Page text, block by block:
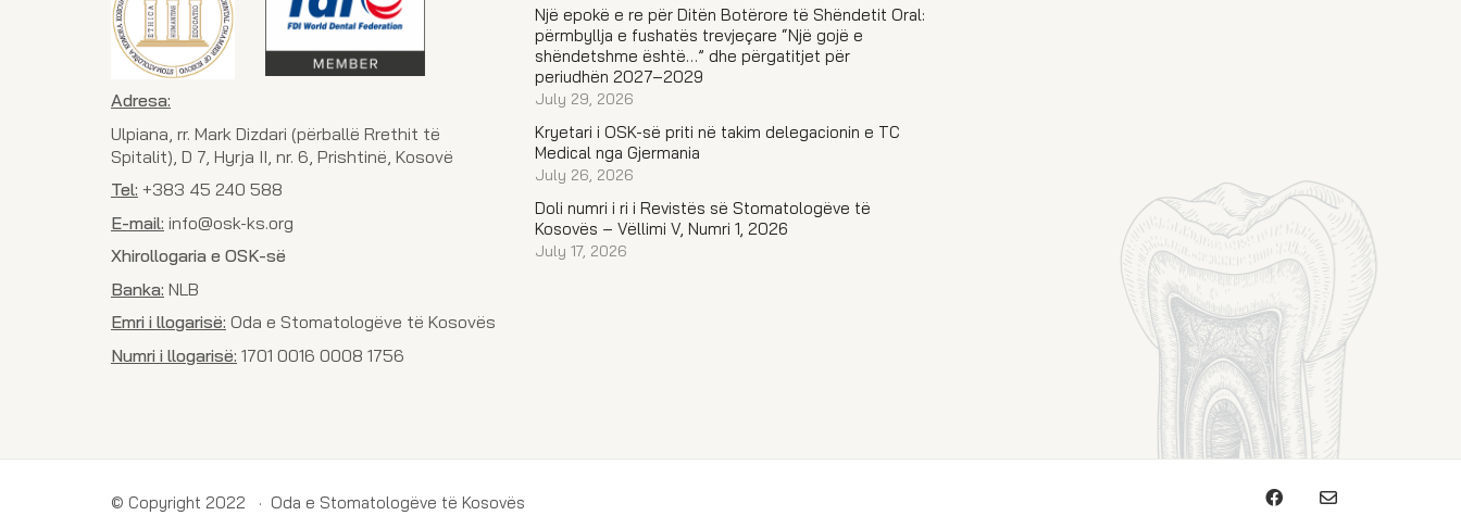
Adresa:
Ulpiana, rr. Mark Dizdari (përballë Rrethit të
Spitalit), D 7, Hyrja II, nr. 6, Prishtinë, Kosovë
Tel: +383 45 240 588
E-mail: info@osk-ks.org
Xhirollogaria e OSK-së
Banka: NLB
Emri i llogarisë: Oda e Stomatologëve të Kosovës
Numri i llogarisë: 1701 0016 0008 1756
Një epokë e re për Ditën Botërore të Shëndetit Oral:
përmbyllja e fushatës trevjeçare “Një gojë e
shëndetshme është…” dhe përgatitjet për
periudhën 2027–2029
July 29, 2026
Kryetari i OSK-së priti në takim delegacionin e TC
Medical nga Gjermania
July 26, 2026
Doli numri i ri i Revistës së Stomatologëve të
Kosovës – Vëllimi V, Numri 1, 2026
July 17, 2026
© Copyright 2022 · Oda e Stomatologëve të Kosovës